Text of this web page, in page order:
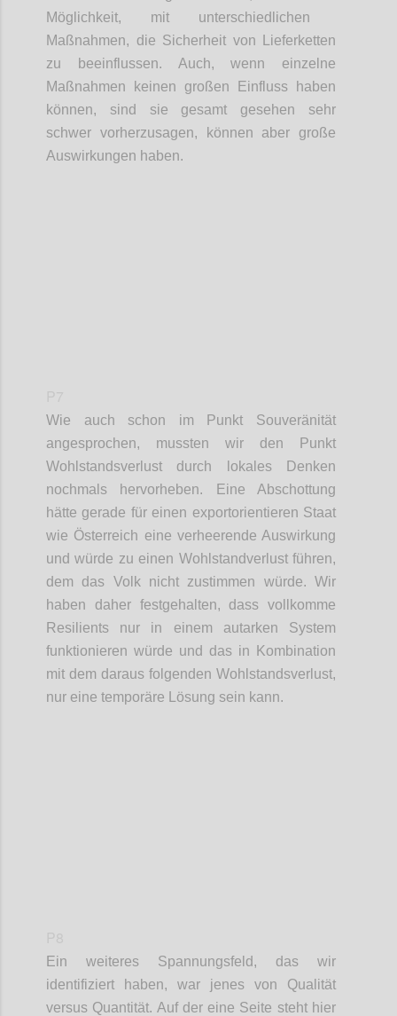
Möglichkeit, mit unterschiedlichen
Maßnahmen, die Sicherheit von
Lieferketten
zu beeinflussen. Auch, wenn einzelne
Maßnahmen keinen großen Einfluss haben
können, sind sie gesamt gesehen
sehr
schwer vorherzusagen, können aber große
Auswirkungen haben.
Wie auch schon im Punkt Souveränität
angesprochen, mussten wir den
Punkt
Wohlstandsverlust durch lokales Denken
nochmals
hervorheben. Eine Abschottung
hätte gerade für einen exportorientieren Staat
wie Österreich eine verheerende Auswirkung
und würde zu einen Wohlstandverlust führen,
dem das Volk nicht zustimmen würde. Wir
haben daher festgehalten, dass vollkomme
Resilients nur in einem autarken System
funktionieren würde und das in Kombination
mit dem daraus folgenden Wohlstandsverlust,
nur eine temporäre Lösung sein kann.
Ein weiteres Spannungsfeld ,
das wir
identifiziert haben, war jenes von Qualität
versus Quantität. Auf der eine Seite steht hier